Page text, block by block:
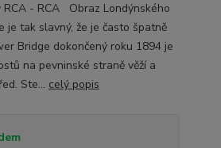
- RCA Obraz Londýnského
je tak slavný, že je často špatně
Bridge dokončený roku 1894 je
na pevninské straně věží a
Ste... celý popis